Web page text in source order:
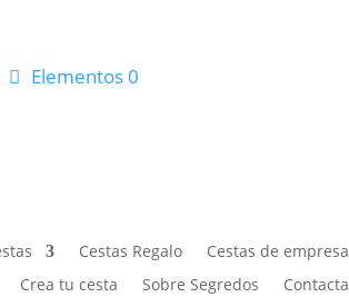
Elementos 0
Cestas Regalo
Cestas de empresa
Crea tu cesta
Sobre Segredos Contacta